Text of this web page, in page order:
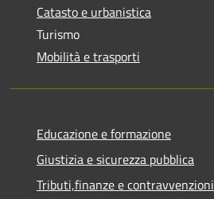
Catasto e urbanistica
Turismo
Mobilità e trasporti
Educazione e formazione
Giustizia e sicurezza pubblica
Tributi,finanze e contravvenzioni